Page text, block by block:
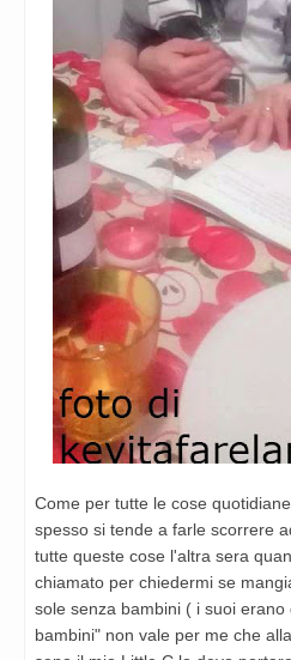
Come per tutte le cose
spesso si tende a farle scorrere
tutte queste cose l'altra sera
chiamato per chiedermi se
sole senza bambini ( i suoi erano
bambini" non vale per me che